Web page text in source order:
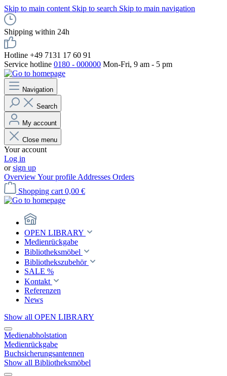
Skip to main content Skip to search Skip to main navigation
Shipping within 24h
Hotline +49 7131 17 60 91
Service hotline 0180 - 000000 Mon-Fri, 9 am - 5 pm
Navigation
Search
My account
Close menu
Your account
Log in
orsign up
OverviewYour profile Addresses Orders
Shopping cart 0,00 €
OPEN LIBRARY
Medienrückgabe
Bibliotheksmöbel
Bibliothekszubehör
SALE %
Kontakt
Referenzen
News
Show all OPEN LIBRARY
Medienabholstation
Medienrückgabe
Buchsicherungsantennen
Show all Bibliotheksmöbel